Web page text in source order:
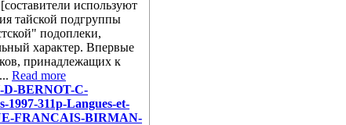
используют
тайской подгруппы
подоплеки,
характер. Впервые
принадлежащих к
Read more
BERNOT-С-
311р-Langues-et-
FRANCAIS-BIRMAN-